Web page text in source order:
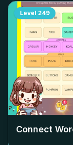
Level 249
Connect